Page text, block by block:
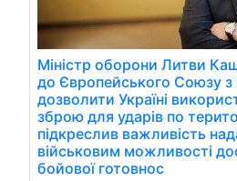
Міністр оборони Литви
до Європейського Союзу з
дозволити Україні
зброю для ударів по
підкреслив важливість
військовим можливості
бойової готовнос